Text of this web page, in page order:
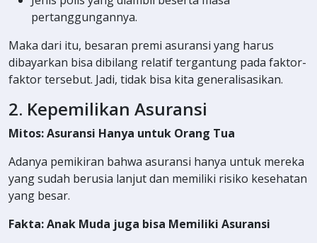
pertanggungannya.
Maka dari itu, besaran premi asuransi yang harus
dibayarkan bisa dibilang relatif tergantung pada faktor-
faktor tersebut. Jadi, tidak bisa kita generalisasikan.
2. Kepemilikan Asuransi
Mitos: Asuransi Hanya untuk Orang Tua
Adanya pemikiran bahwa asuransi hanya untuk mereka
yang sudah berusia lanjut dan memiliki risiko kesehatan
yang besar.
Fakta: Anak Muda juga bisa Memiliki Asuransi